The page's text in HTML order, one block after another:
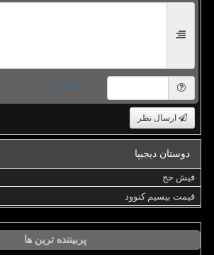
= ۱ بعلاوه ۳
ارسال نظر
دوستان دیجیپا
فیش حج
قیمت بیسیم کنوود
پربیننده ترین ها